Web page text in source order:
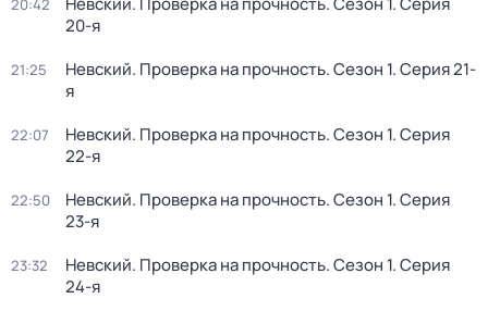
20:42
20-я
21:25 Невский. Проверка на прочность. Сезон 1. Серия 21-
я
22:07 Невский. Проверка на прочность. Сезон 1. Серия
22-я
22:50 Невский. Проверка на прочность. Сезон 1. Серия
23-я
23:32 Невский. Проверка на прочность. Сезон 1. Серия
24-я